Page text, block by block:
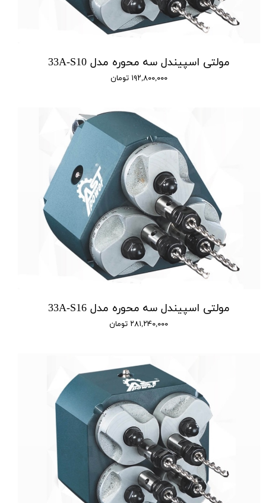
مولتی اسپیندل سه محوره مدل 33A-S10
۱۹۲,۸۰۰,۰۰۰ تومان
مولتی اسپیندل سه محوره مدل 33A-S16
۲۸۱,۲۴۰,۰۰۰ تومان